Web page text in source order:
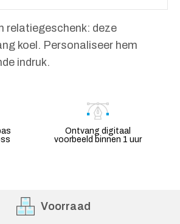
relatiegeschenk: deze
koel. Personaliseer hem
indruk.
Ontvang digitaal
voorbeeld binnen 1 uur
Voorraad